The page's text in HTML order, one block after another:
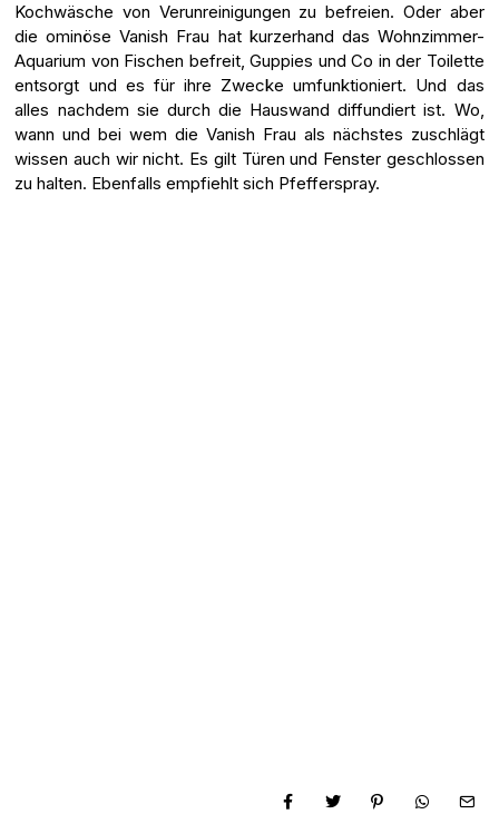
Kochwäsche von Verunreinigungen zu befreien. Oder aber
die ominöse Vanish Frau hat kurzerhand das Wohnzimmer-
Aquarium von Fischen befreit, Guppies und Co in der Toilette
entsorgt und es für ihre Zwecke umfunktioniert. Und das
alles nachdem sie durch die Hauswand diffundiert ist. Wo,
wann und bei wem die Vanish Frau als nächstes zuschlägt
wissen auch wir nicht. Es gilt Türen und Fenster geschlossen
zu halten. Ebenfalls empfiehlt sich Pfefferspray.